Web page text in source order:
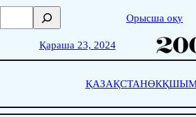
Skip
о
с
Орысша оқу
Қараша 23, 2024
ҚАЗАҚСТАНӨКҚ